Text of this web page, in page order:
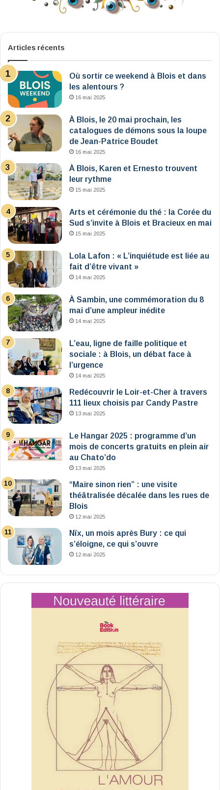
Articles récents
Où sortir ce weekend à Blois et dans
les alentours ?
16 mai 2025
À Blois, le 20 mai prochain, les
catalogues de démons sous la loupe
de Jean-Patrice Boudet
16 mai 2025
À Blois, Karen et Ernesto trouvent
leur rythme
15 mai 2025
Arts et cérémonie du thé : la Corée du
Sud s’invite à Blois et Bracieux en mai
15 mai 2025
Lola Lafon : « L’inquiétude est liée au
fait d’être vivant »
14 mai 2025
À Sambin, une commémoration du 8
mai d’une ampleur inédite
14 mai 2025
L’eau, ligne de faille politique et
sociale : à Blois, un débat face à
l’urgence
14 mai 2025
Redécouvrir le Loir-et-Cher à travers
111 lieux choisis par Candy Pastre
13 mai 2025
Le Hangar 2025 : programme d’un
mois de concerts gratuits en plein air
au Chato’do
13 mai 2025
“Maire sinon rien” : une visite
théâtralisée décalée dans les rues de
Blois
12 mai 2025
Nïx, un mois après Bury : ce qui
s’éloigne, ce qui s’ouvre
12 mai 2025